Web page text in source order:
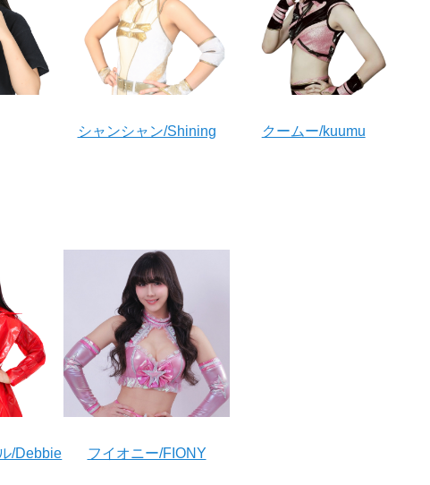
シャンシャン/Shining クームー/kuumu
/Debbie フイオニー/FIONY